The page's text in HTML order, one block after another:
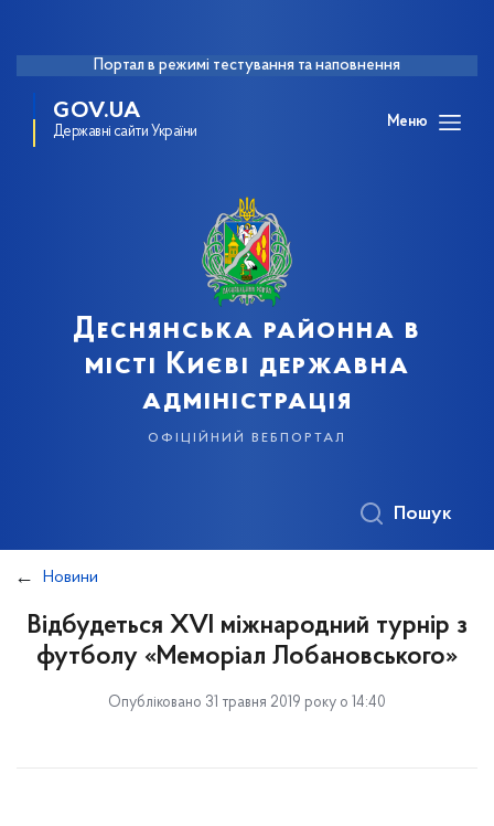
Портал в режимі тестування та наповнення
GOV.UA
Державні сайти України
Меню
Деснянська районна в
місті Києві державна
адміністрація
офіційний вебпортал
Пошук
Новини
Відбудеться XVI міжнародний турнір з
футболу «Меморіал Лобановського»
Опубліковано 31 травня 2019 року о 14:40